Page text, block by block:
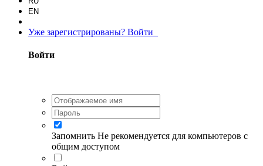
EN
Уже зарегистрированы? Войти
Войти
Запомнить Не рекомендуется для компьютеров с
общим доступом